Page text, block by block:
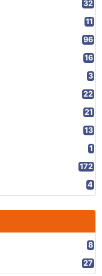
32
11
96
16
3
22
21
13
1
172
4
8
27